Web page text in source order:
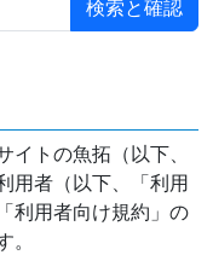
イトの魚拓（以下、
用者（以下、「利用
利用者向け規約」の
。